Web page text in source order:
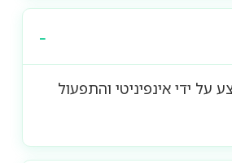
ידי אינפיניטי והתפעול